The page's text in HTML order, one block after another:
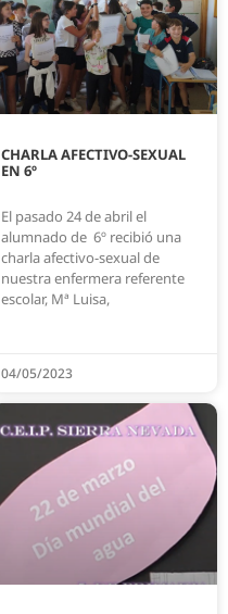
CHARLA AFECTIVO-SEXUAL
EN 6º
El pasado 24 de abril el
alumnado de 6º recibió una
charla afectivo-sexual de
nuestra enfermera referente
escolar, Mª Luisa,
04/05/2023